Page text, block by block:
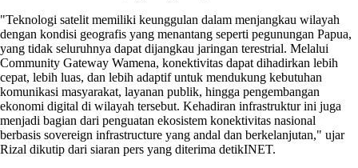
"Teknologi satelit memiliki keunggulan dalam menjangkau wilayah
dengan kondisi geografis yang menantang seperti pegunungan Papua,
yang tidak seluruhnya dapat dijangkau jaringan terestrial. Melalui
Community Gateway Wamena, konektivitas dapat dihadirkan lebih
cepat, lebih luas, dan lebih adaptif untuk mendukung kebutuhan
komunikasi masyarakat, layanan publik, hingga pengembangan
ekonomi digital di wilayah tersebut. Kehadiran infrastruktur ini juga
menjadi bagian dari penguatan ekosistem konektivitas nasional
berbasis sovereign infrastructure yang andal dan berkelanjutan," ujar
Rizal dikutip dari siaran pers yang diterima detikINET.